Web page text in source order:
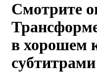
Смотрите
в хорошем
субтитрами